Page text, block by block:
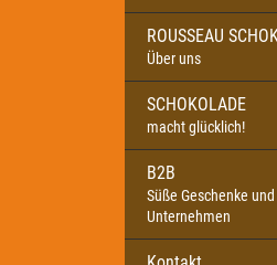
ROUSSEAU
Über uns
SCHOKOLADE
macht glücklich!
B2B
Süße Geschenke
Unternehmen